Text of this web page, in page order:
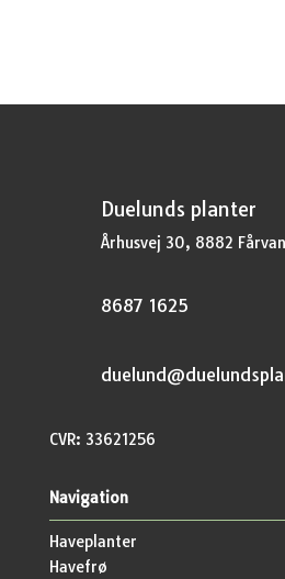
Duelunds planter
Århusvej 30, 8882
8687 1625
CVR: 33621256
Navigation
Haveplanter
Havefrø